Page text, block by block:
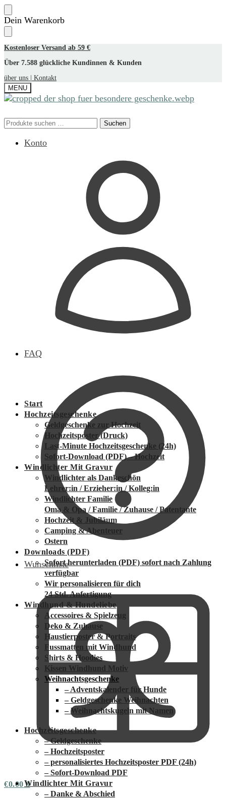
Skip
to
Skip
to
Dein Warenkorb
Kostenloser Versand ab 59 €
Über 7.588 glückliche Kundinnen & Kunden
über uns |
Kontakt
MENU
Suchen
Suchen
Konto
FAQ
Wunschliste
€0.00 0
Suchen
Suchen
Start
Hochzeitsgeschenke
Geldgeschenke zur Hochzeit
Hochzeitsposter (Druck)
Last-Minute Hochzeitsgeschenke (24h)
Sofort-Download (PDF) – Hochzeit
Windlichter Mit Gravur
Windlichter als Dankeschön
Lehrer:in / Erzieher:in / Kolleg:in
Windlichter Familie
Oma & Opa / Familie / Zuhause / Patentante
Hochzeit & Jubiläum
Camping & Abenteuer
Ostern
Downloads (PDF)
Sofort herunterladen (PDF) sofort nach Zahlung
verfügbar
Wir personalisieren für dich
24 Std. Anfertigung
Windhund & Hundeliebe
Accessoires & Spielzeug
Deko & Zuhause
Haustierposter & Portraits
Fussmatten mit Windhund
Shirts & Hoodies
Kissen Windhund Motiv
Weihnachtsgeschenke
– Adventskalender für Hunde
– Geldgeschenke Weihnachten
– Weihnachtskugeln mit Namen
Hochzeitsgeschenke
– Geldgeschenke
– Hochzeitsposter
– personalisiertes Hochzeitsposter PDF (24h)
– Sofort-Download PDF
Windlichter Mit Gravur
– Danke & Abschied